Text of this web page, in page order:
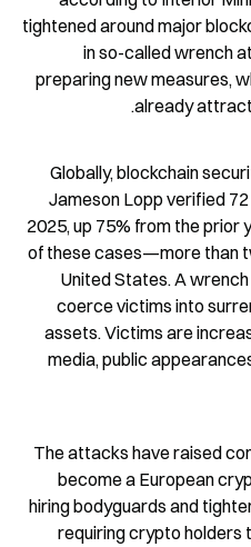
tightened around major
in so-called wrench
preparing new measures,
already
Globally, blockchain
Jameson Lopp verified
2025, up 75% from the prior
of these cases—more than
United States. A
coerce victims into
assets. Victims are
media, public
The attacks have raised
become a European
hiring bodyguards and
requiring crypto holders